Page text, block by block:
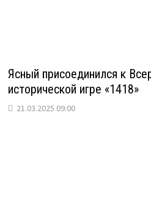
Ясный присоединился к
исторической игре «1418»
21.03.2025 09:00